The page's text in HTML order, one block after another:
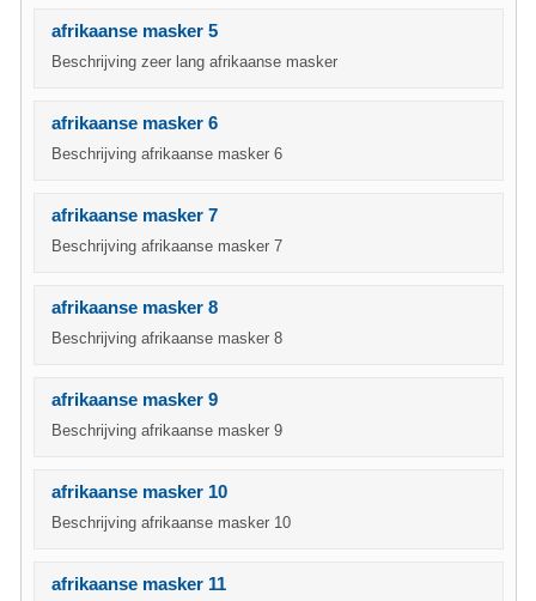
afrikaanse masker 5
Beschrijving zeer lang afrikaanse masker
afrikaanse masker 6
Beschrijving afrikaanse masker 6
afrikaanse masker 7
Beschrijving afrikaanse masker 7
afrikaanse masker 8
Beschrijving afrikaanse masker 8
afrikaanse masker 9
Beschrijving afrikaanse masker 9
afrikaanse masker 10
Beschrijving afrikaanse masker 10
afrikaanse masker 11